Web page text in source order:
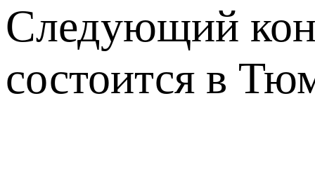
Следующий
состоится в